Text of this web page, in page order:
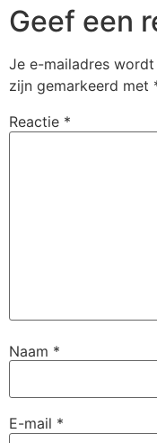
Geef een
Je e-mailadres
zijn gemarkeerd met
Reactie *
Naam *
E-mail *